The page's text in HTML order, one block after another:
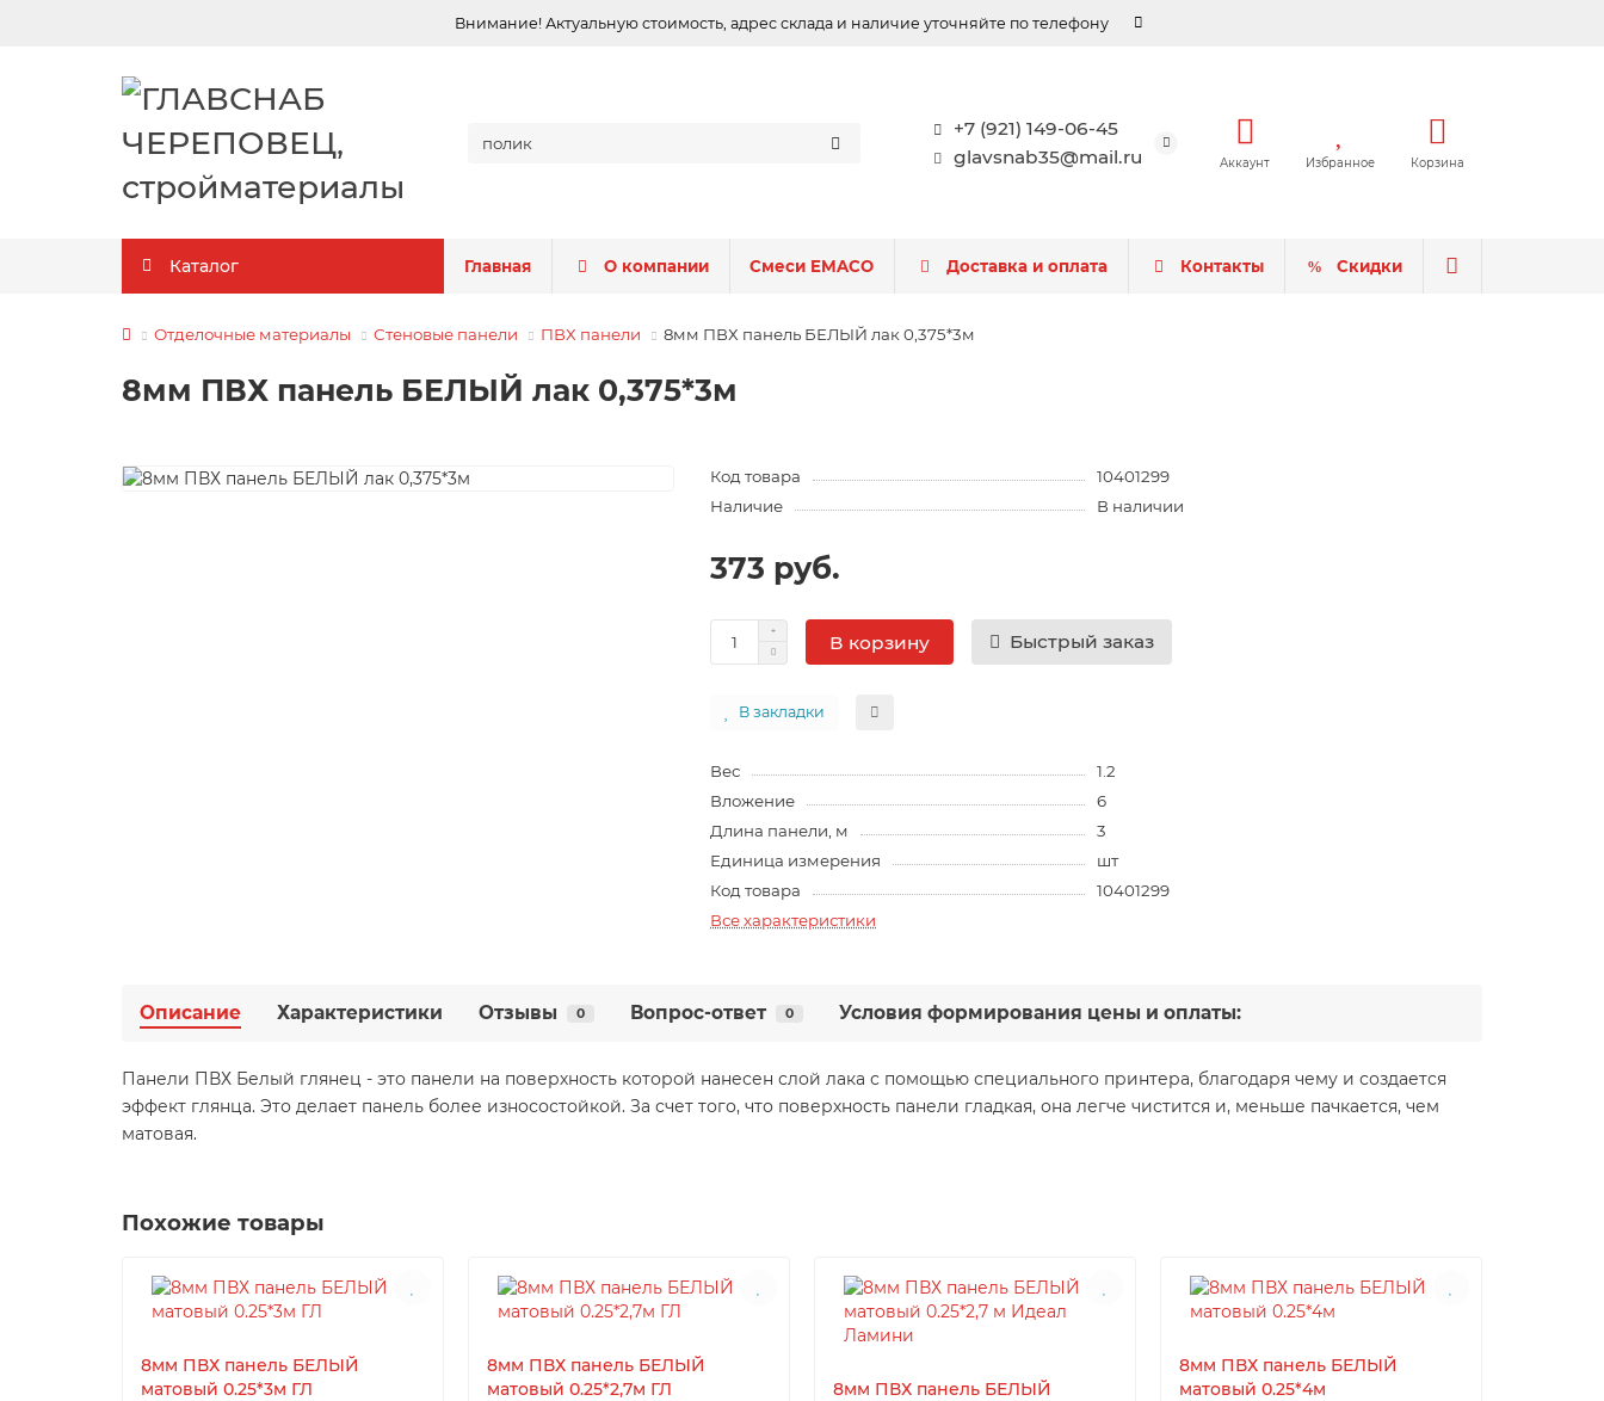
Внимание! Актуальную стоимость, адрес склада и наличие уточняйте по телефону
+7 (921) 149-06-45
glavsnab35@mail.ru
Аккаунт Избранное Корзина
Каталог Главная О компании Смеси EMACO Доставка и оплата Контакты Скидки
Отделочные материалы Стеновые панели ПВХ панели 8мм ПВХ панель БЕЛЫЙ лак 0,375*3м
8мм ПВХ панель БЕЛЫЙ лак 0,375*3м
Код товара
10401299
Наличие
В наличии
373 руб.
В корзину Быстрый заказ
В закладки
Вес
1.2
Вложение
6
Длина панели, м
3
Единица измерения
шт
Код товара
10401299
Все характеристики
Описание Характеристики Отзывы 0 Вопрос-ответ 0 Условия формирования цены и оплаты:
Панели ПВХ Белый глянец - это панели на поверхность которой нанесен слой лака с помощью специального принтера, благодаря чему и создается
эффект глянца. Это делает панель более износостойкой. За счет того, что поверхность панели гладкая, она легче чистится и, меньше пачкается, чем
матовая.
Похожие товары
8мм ПВХ панель БЕЛЫЙ
матовый 0.25*3м ГЛ
8мм ПВХ панель БЕЛЫЙ
матовый 0.25*2,7м ГЛ
8мм ПВХ панель БЕЛЫЙ
8мм ПВХ панель БЕЛЫЙ
матовый 0.25*4м